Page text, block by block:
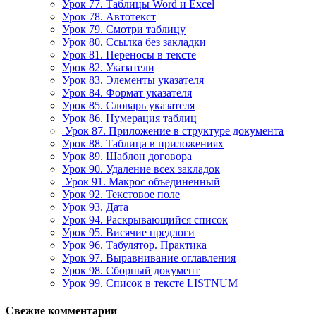
Урок 77. Таблицы Word и Excel
Урок 78. Автотекст
Урок 79. Смотри таблицу
Урок 80. Ссылка без закладки
Урок 81. Переносы в тексте
Урок 82. Указатели
Урок 83. Элементы указателя
Урок 84. Формат указателя
Урок 85. Словарь указателя
Урок 86. Нумерация таблиц
Урок 87. Приложение в структуре документа
Урок 88. Таблица в приложениях
Урок 89. Шаблон договора
Урок 90. Удаление всех закладок
Урок 91. Макрос объединенный
Урок 92. Текстовое поле
Урок 93. Дата
Урок 94. Раскрывающийся список
Урок 95. Висячие предлоги
Урок 96. Табулятор. Практика
Урок 97. Выравнивание оглавления
Урок 98. Сборный документ
Урок 99. Список в тексте LISTNUM
Свежие комментарии